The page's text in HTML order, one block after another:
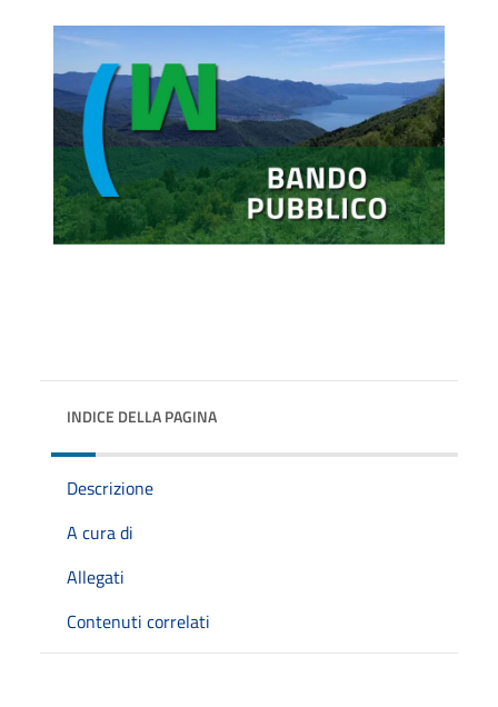
INDICE DELLA PAGINA
Descrizione
A cura di
Allegati
Contenuti correlati